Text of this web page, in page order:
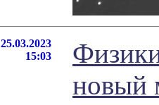
25.03.2023
15:03
новый